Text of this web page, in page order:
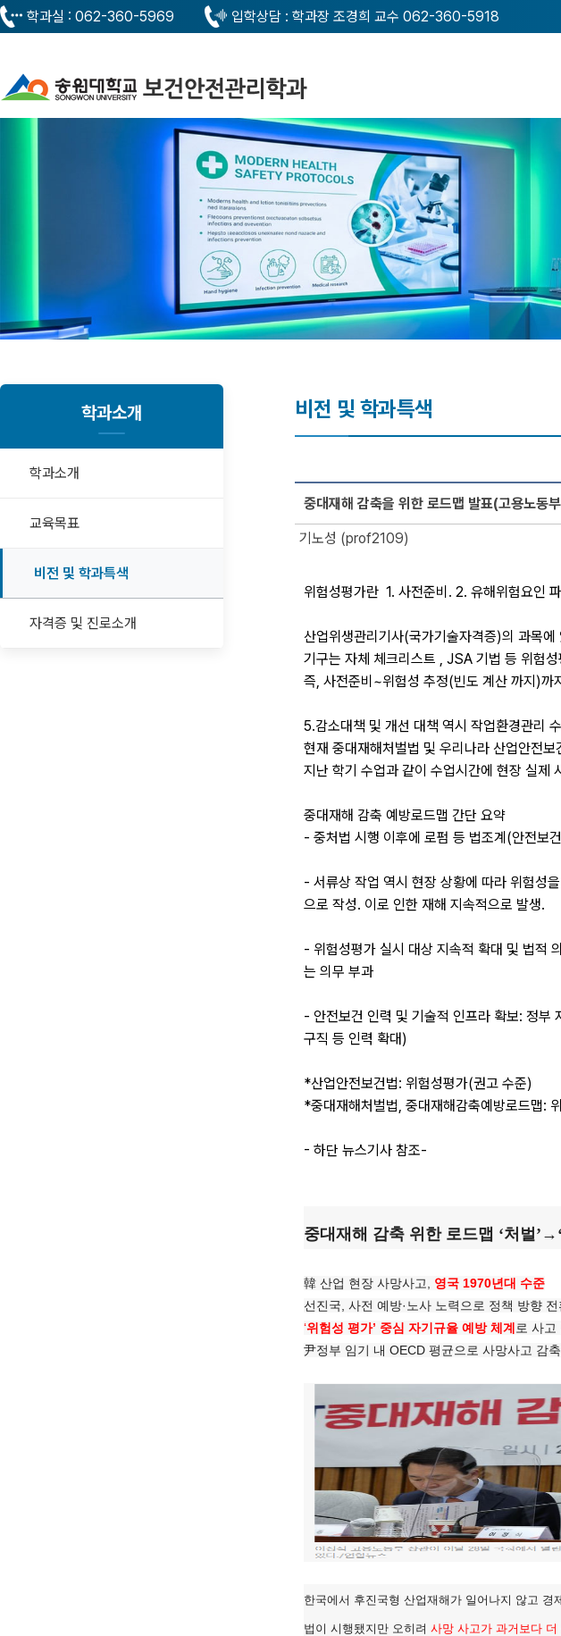
학과실 : 062-360-5969 입학상담 : 학과장 조경희 교수 062-360-5918
학과소개
학과소개
교육목표
비전 및 학과특색
자격증 및 진로소개
비전 및 학과특색
중대재해 감축을 위한 로드맵 발표(고용노동
기노성 (prof2109)
위험성평가란 1. 사전준비. 2. 유해위험요인
산업위생관리기사(국가기술자격증)의 과목
기구는 자체 체크리스트 , JSA 기법 등 위험
즉, 사전준비~위험성 추정(빈도 계산 까지)까
5.감소대책 및 개선 대책 역시 작업환경관리
현재 중대재해처벌법 및 우리나라 산업안전
지난 학기 수업과 같이 수업시간에 현장 실제
중대재해 감축 예방로드맵 간단 요약
- 중처법 시행 이후에 로펌 등 법조계(안전보
- 서류상 작업 역시 현장 상황에 따라 위험성
으로 작성. 이로 인한 재해 지속적으로 발생.
- 위험성평가 실시 대상 지속적 확대 및 법적
는 의무 부과
- 안전보건 인력 및 기술적 인프라 확보: 정부
구직 등 인력 확대)
*산업안전보건법: 위험성평가(권고 수준)
*중대재해처벌법, 중대재해감축예방로드맵:
- 하단 뉴스기사 참조-
중대재해 감축 위한 로드맵 ‘처벌
韓 산업 현장 사망사고, 영국 1970년대 수준
선진국, 사전 예방·노사 노력으로 정책 방향 전
‘위험성 평가’ 중심 자기규율 예방 체계로 사고
尹정부 임기 내 OECD 평균으로 사망사고 감
한국에서 후진국형 산업재해가 일어나지 않고 경
법이 시행됐지만 오히려 사망 사고가 과거보다